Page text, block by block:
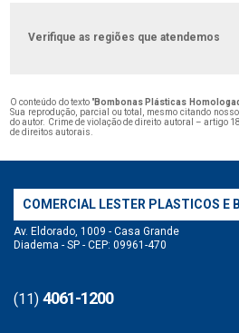
Verifique as regiões que atendemos
O conteúdo do texto "Bombonas Plásticas
Sua reprodução, parcial ou total, mesmo citando
do autor. Crime de violação de direito autoral – artigo
de direitos autorais
COMERCIAL LESTER PLASTICOS E
Av. Eldorado, 1009 - Casa Grande
Diadema - SP - CEP: 09961-470
(11) 4061-1200